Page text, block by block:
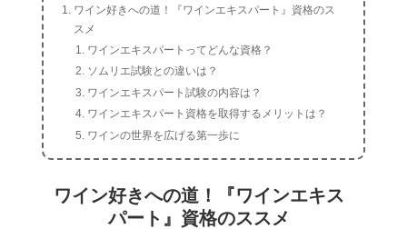
ワイン好きへの道！『ワインエキスパート』資格のス
スメ
ワインエキスパートってどんな資格？
ソムリエ試験との違いは？
ワインエキスパート試験の内容は？
ワインエキスパート資格を取得するメリットは？
ワインの世界を広げる第一歩に
ワイン好きへの道！『ワインエキス
パート』資格のススメ